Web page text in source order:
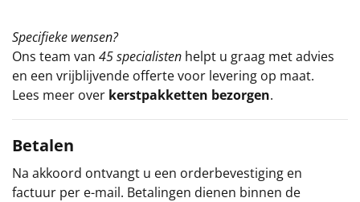
Specifieke wensen?
Ons team van 45 specialisten helpt u graag met advies
en een vrijblijvende offerte voor levering op maat.
Lees meer over kerstpakketten bezorgen.
Betalen
Na akkoord ontvangt u een orderbevestiging en
factuur per e-mail. Betalingen dienen binnen de